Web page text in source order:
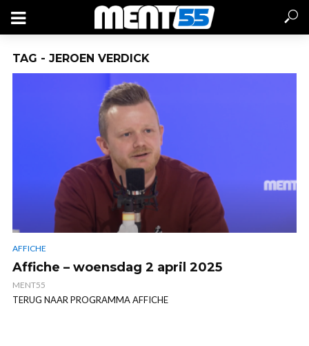
TAG - JEROEN VERDICK
AFFICHE
Affiche – woensdag 2 april 2025
MENT55
TERUG NAAR PROGRAMMA AFFICHE